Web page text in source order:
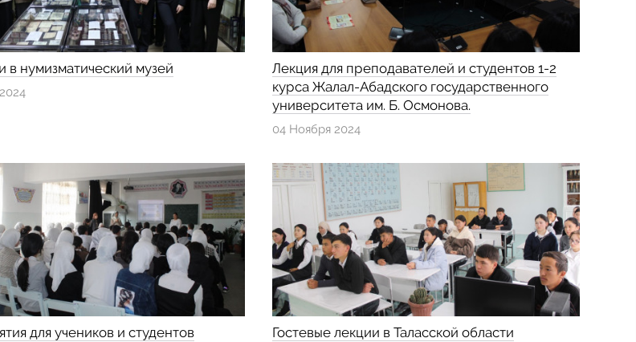
в нумизматический музей
Лекция для преподавателей и студентов 1-2
курса Жалал-Абадского государственного
университета им. Б. Осмонова.
04 Ноября 2024
для учеников и студентов Гостевые лекции в Таласской области